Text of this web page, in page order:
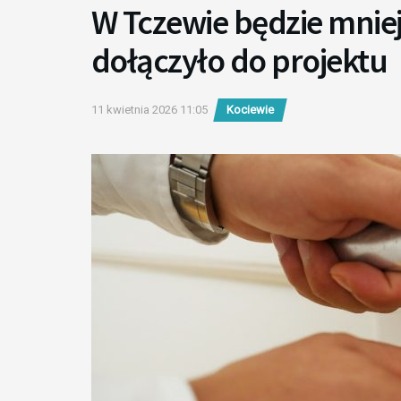
W Tczewie będzie
dołączyło do projektu
11 kwietnia 2026 11:05 Kociewie